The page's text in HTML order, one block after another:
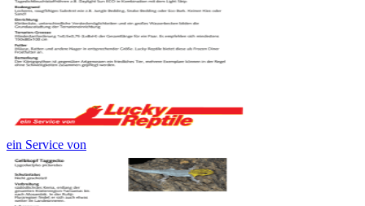
ein Service von